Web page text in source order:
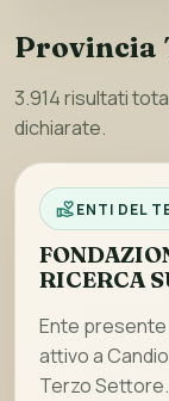
Provincia
3.914 risultati
dichiarate.
ENTI DEL
RICERCA
Ente presente
attivo a
Terzo Settore.